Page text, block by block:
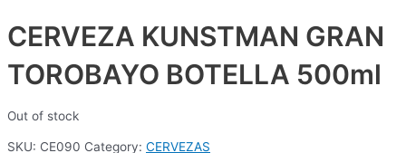
CERVEZA KUNSTMAN GRAN
TOROBAYO BOTELLA 500ml
Out of stock
SKU: CE090 Category: CERVEZAS